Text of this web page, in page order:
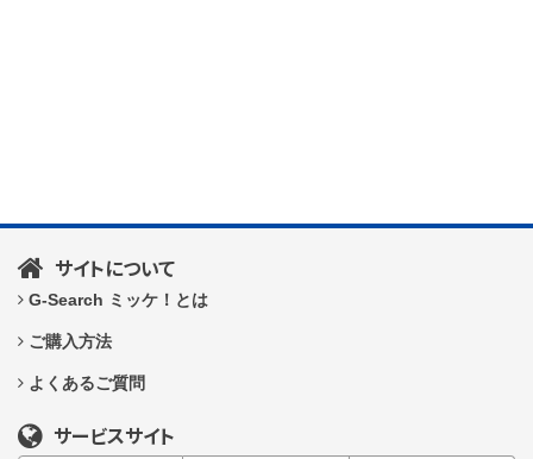
サイトについて
G-Search ミッケ！とは
ご購入方法
よくあるご質問
サービスサイト